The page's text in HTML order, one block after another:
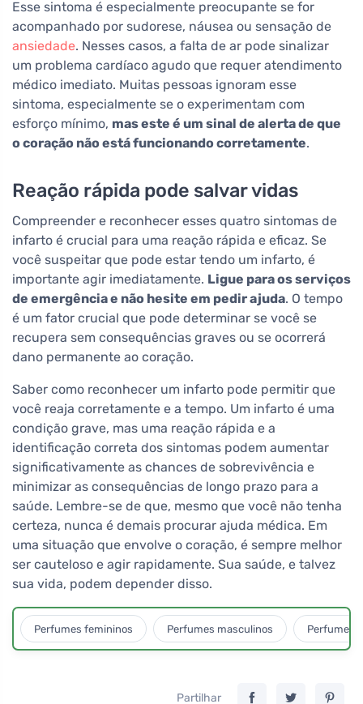
Esse sintoma é especialmente preocupante se for
acompanhado por sudorese, náusea ou sensação de
ansiedade. Nesses casos, a falta de ar pode sinalizar
um problema cardíaco agudo que requer atendimento
médico imediato. Muitas pessoas ignoram esse
sintoma, especialmente se o experimentam com
esforço mínimo, mas este é um sinal de alerta de que
o coração não está funcionando corretamente.
Reação rápida pode salvar vidas
Compreender e reconhecer esses quatro sintomas de
infarto é crucial para uma reação rápida e eficaz. Se
você suspeitar que pode estar tendo um infarto, é
importante agir imediatamente. Ligue para os serviços
de emergência e não hesite em pedir ajuda. O tempo
é um fator crucial que pode determinar se você se
recupera sem consequências graves ou se ocorrerá
dano permanente ao coração.
Saber como reconhecer um infarto pode permitir que
você reaja corretamente e a tempo. Um infarto é uma
condição grave, mas uma reação rápida e a
identificação correta dos sintomas podem aumentar
significativamente as chances de sobrevivência e
minimizar as consequências de longo prazo para a
saúde. Lembre-se de que, mesmo que você não tenha
certeza, nunca é demais procurar ajuda médica. Em
uma situação que envolve o coração, é sempre melhor
ser cauteloso e agir rapidamente. Sua saúde, e talvez
sua vida, podem depender disso.
Perfumes femininos Perfumes masculinos Perfumes
Partilhar